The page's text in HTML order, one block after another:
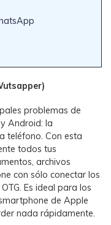
problemas de
Android: la
teléfono. Con esta
todos tus
archivos
con sólo conectar los
Es ideal para los
de Apple
nada rápidamente.